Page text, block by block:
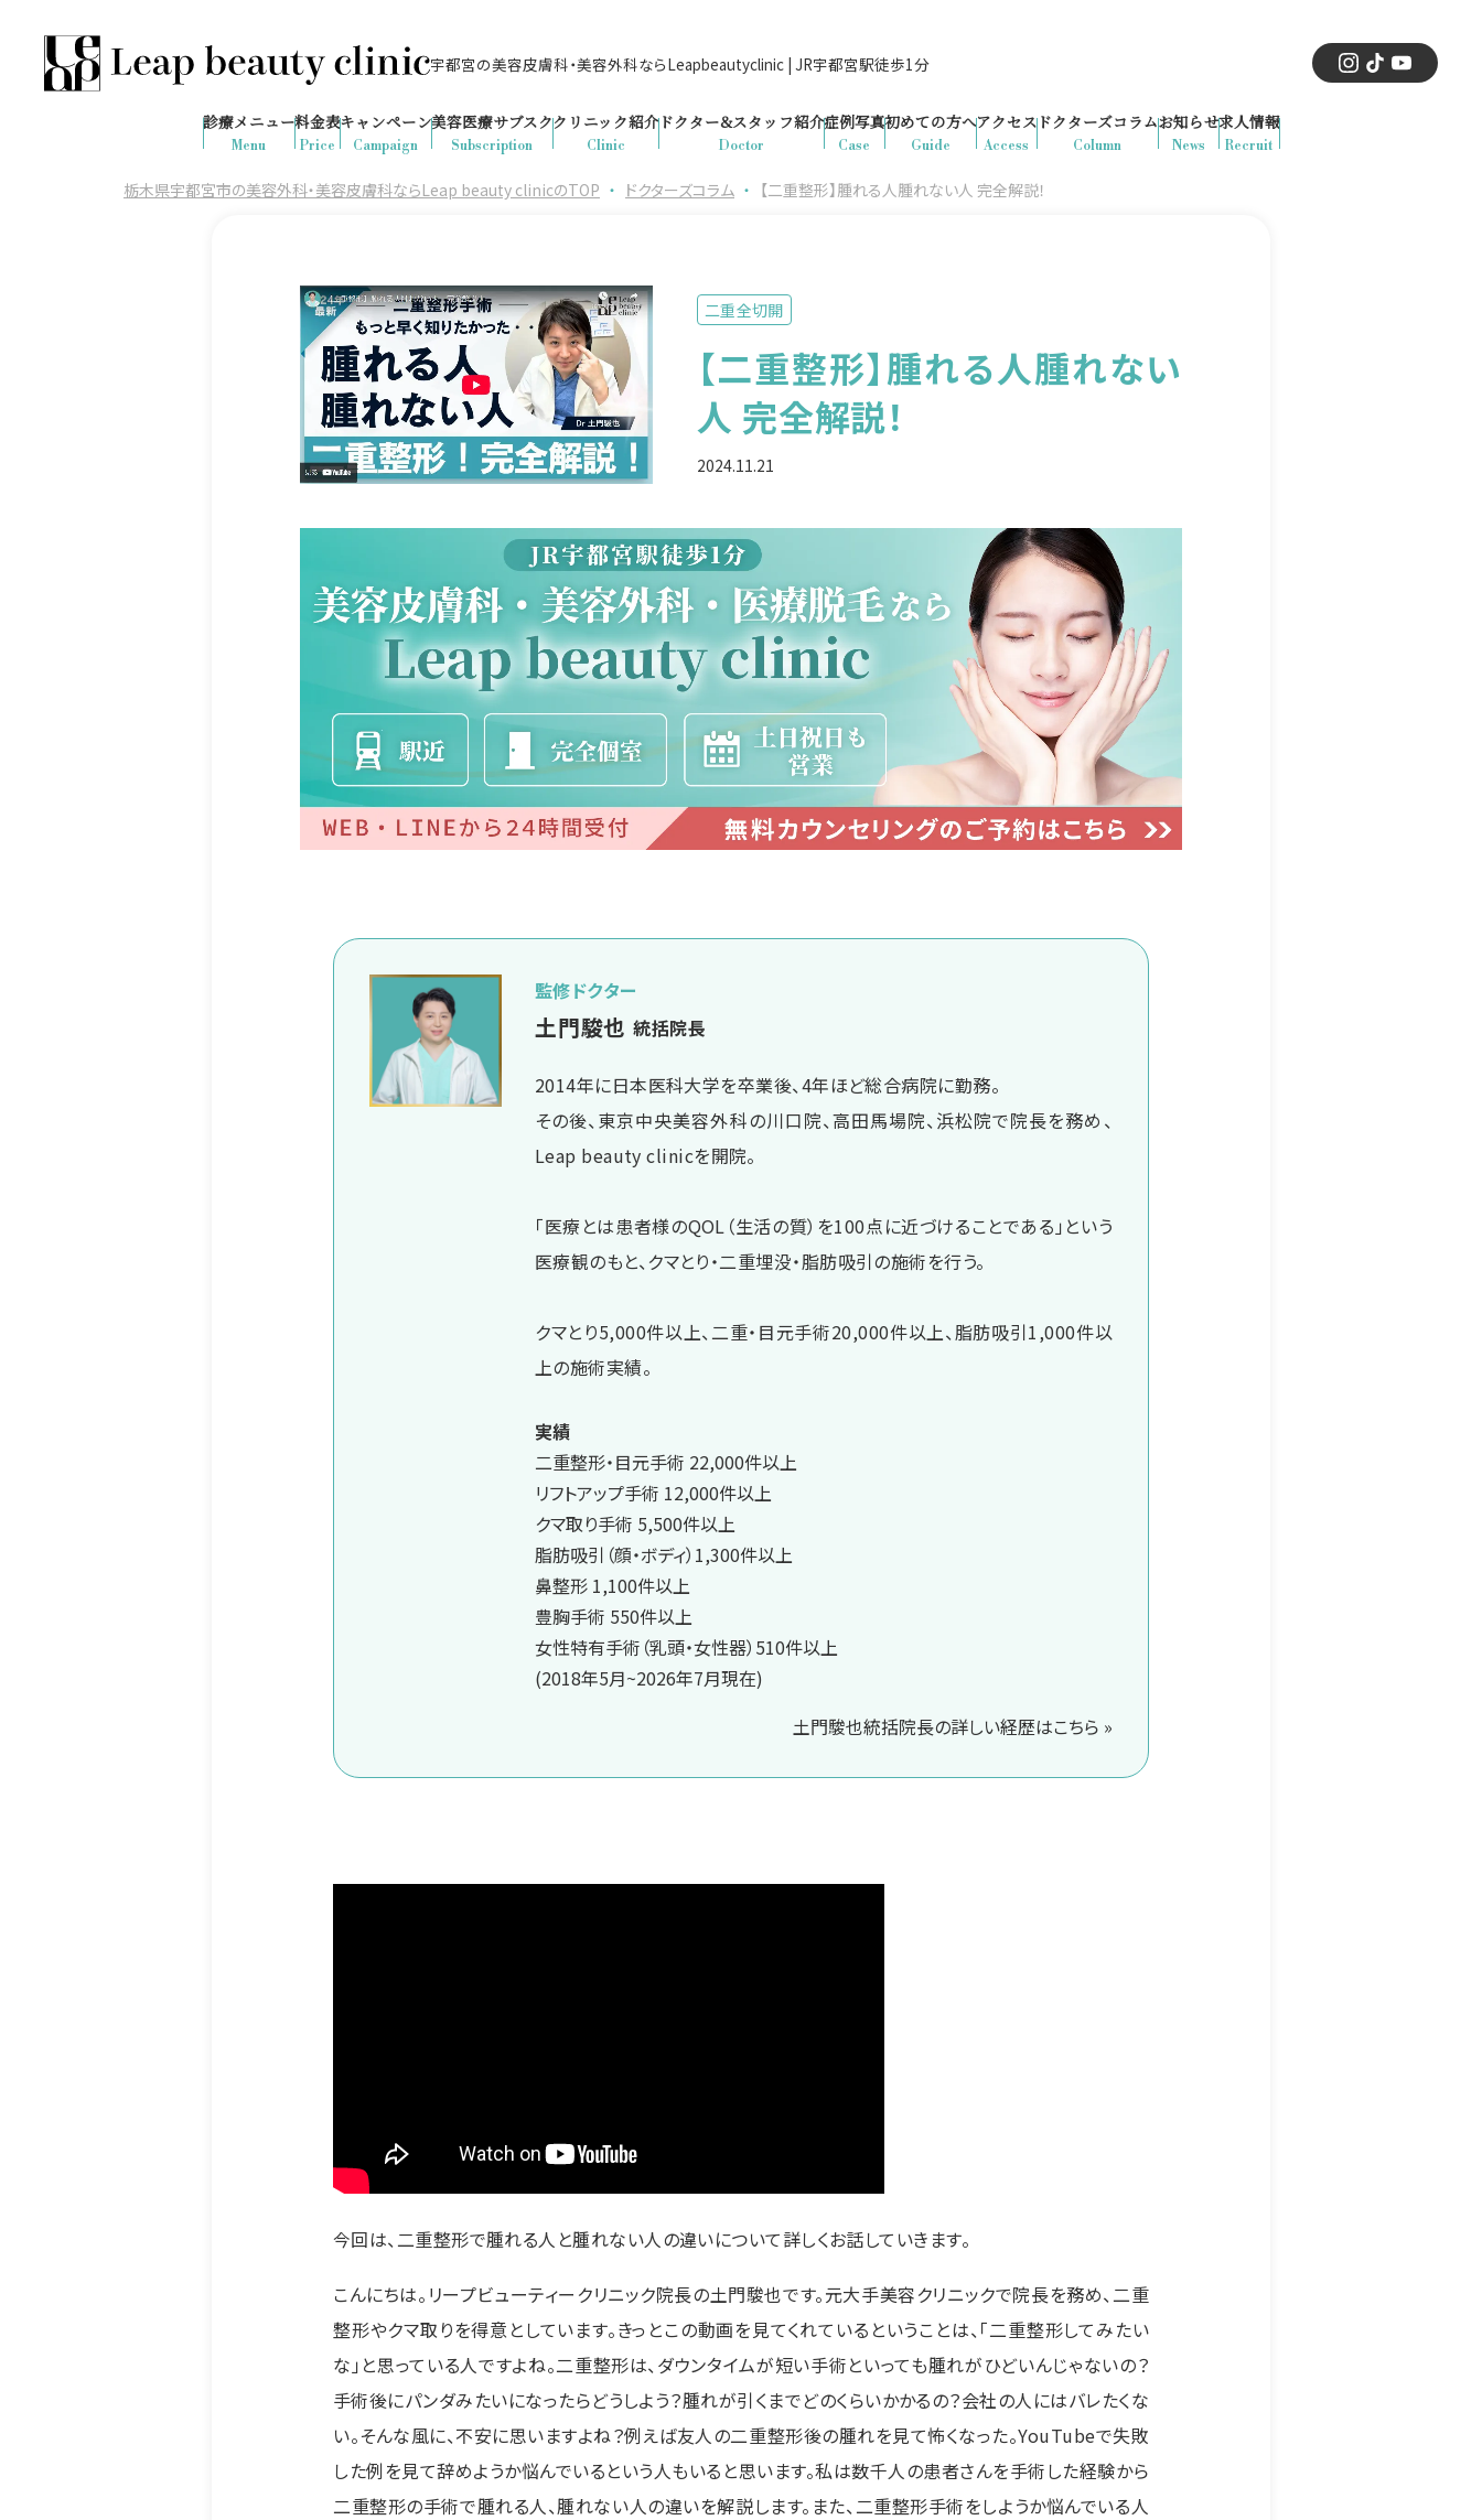
宇都宮の美容皮膚科・美容外科ならLeapbeautyclinic | JR宇都宮駅徒歩1分
の予約が入りました
診療時間：10:00-19:00
（土日祝日対応）
Menu
診療メニュー
Price
料金表
Campaign
キャンペーン
Subscription
美容医療サブスク
Clinic
クリニック紹介
Doctor
ドクター&スタッフ紹介
Case
症例写真
Guide
初めての方へ
Access
アクセス
Column
ドクターズコラム
News
お知らせ
Recruit
求人情報
栃木県宇都宮市の美容外科・美容皮膚科ならLeap beauty clinicのTOP ・ ドクターズコラム ・ 【二重整形】腫れる人腫れない人 完全解説！
二重全切開
【二重整形】腫れる人腫れない
人 完全解説！
2024.11.21
監修ドクター
土門駿也 統括院長
2014年に日本医科大学を卒業後、4年ほど総合病院に勤務。
その後、東京中央美容外科の川口院、高田馬場院、浜松院で院長を務め、
Leap beauty clinicを開院。
「医療とは患者様のQOL（生活の質）を100点に近づけることである」という
医療観のもと、クマとり・二重埋没・脂肪吸引の施術を行う。
クマとり5,000件以上、二重・目元手術20,000件以上、脂肪吸引1,000件以
上の施術実績。
実績
二重整形・目元手術 22,000件以上
リフトアップ手術 12,000件以上
クマ取り手術 5,500件以上
脂肪吸引（顔・ボディ）1,300件以上
鼻整形 1,100件以上
豊胸手術 550件以上
女性特有手術（乳頭・女性器）510件以上
(2018年5月~2026年7月現在)
土門駿也統括院長の詳しい経歴はこちら »
今回は、二重整形で腫れる人と腫れない人の違いについて詳しくお話していきます。
こんにちは。リープビューティークリニック院長の土門駿也です。元大手美容クリニックで院長を務め、二重
整形やクマ取りを得意としています。きっとこの動画を見てくれているということは、「二重整形してみたい
な」と思っている人ですよね。二重整形は、ダウンタイムが短い手術といっても腫れがひどいんじゃないの？
手術後にパンダみたいになったらどうしよう？腫れが引くまでどのくらいかかるの？会社の人にはバレたくな
い。そんな風に、不安に思いますよね？例えば友人の二重整形後の腫れを見て怖くなった。YouTubeで失敗
した例を見て辞めようか悩んでいるという人もいると思います。私は数千人の患者さんを手術した経験から
二重整形の手術で腫れる人、腫れない人の違いを解説します。また、二重整形手術をしようか悩んでいる人